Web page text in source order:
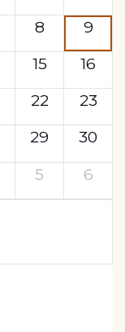
8
9
15
16
22
23
29
30
5 6